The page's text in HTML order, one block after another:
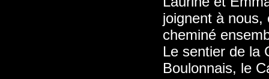
joignent à
cheminé
Le sentier de la
Boulonnais, le